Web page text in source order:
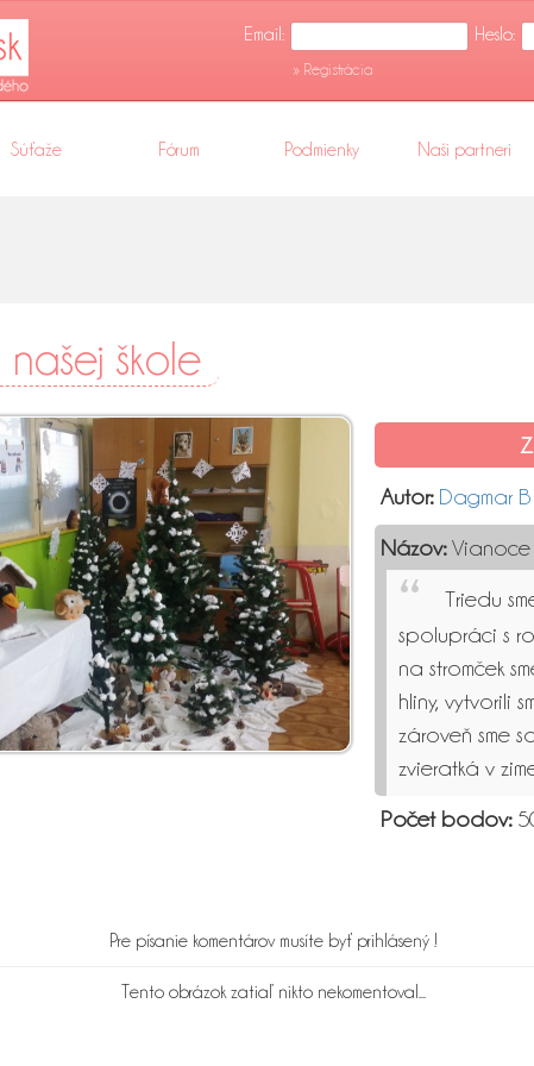
Email: Heslo:
» Registrácia
Súťaže Fórum Podmienky Naši partneri
škole
Autor: Dagmar B
Názov:Vianoce
Triedu
spolupráci s
na stromček
hliny, vytvorili
zároveň sme
zvieratká v
Počet bodov:
Pre písanie komentárov musíte byť prihlásený !
Tento obrázok zatiaľ nikto nekomentoval...